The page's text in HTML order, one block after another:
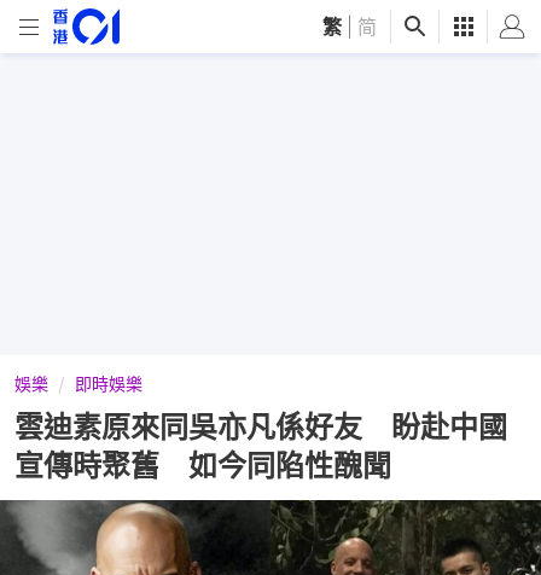
繁 简
娛樂 即時娛樂
雲迪素原來同吳亦凡係好友 盼赴中國
宣傳時聚舊 如今同陷性醜聞